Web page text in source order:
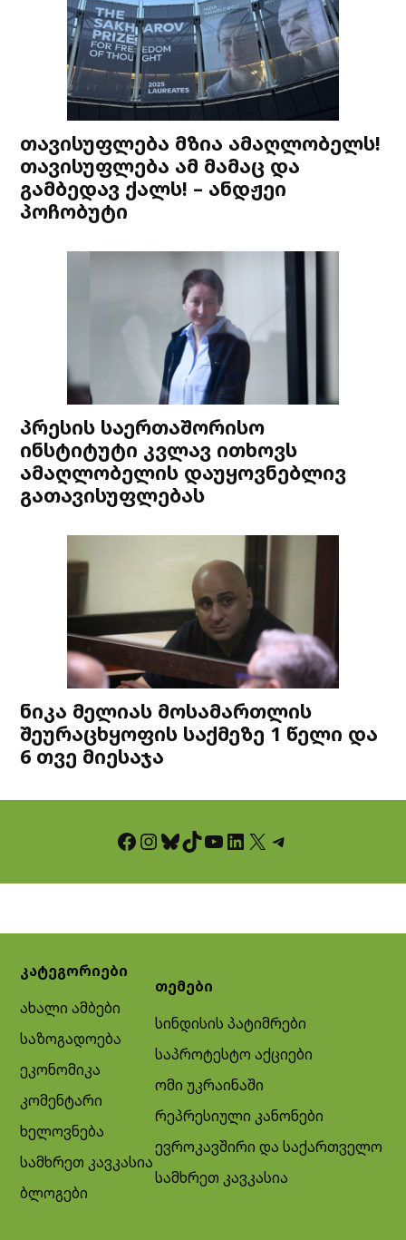
თავისუფლება მზია ამაღლობელს!
თავისუფლება ამ მამაც და
გამბედავ ქალს! – ანდჟეი
პოჩობუტი
პრესის საერთაშორისო
ინსტიტუტი კვლავ ითხოვს
ამაღლობელის დაუყოვნებლივ
გათავისუფლებას
ნიკა მელიას მოსამართლის
შეურაცხყოფის საქმეზე 1 წელი და
6 თვე მიესაჯა
Facebook InstagramBluesky TikTok YouTube LinkedIn X Telegram
კატეგორიები
ახალი ამბები
საზოგადოება
ეკონომიკა
კომენტარი
ხელოვნება
სამხრეთ კავკასია
ბლოგები
თემები
სინდისის პატიმრები
საპროტესტო აქციები
ომი უკრაინაში
რეპრესიული კანონები
ევროკავშირი და საქართველო
სამხრეთ კავკასია